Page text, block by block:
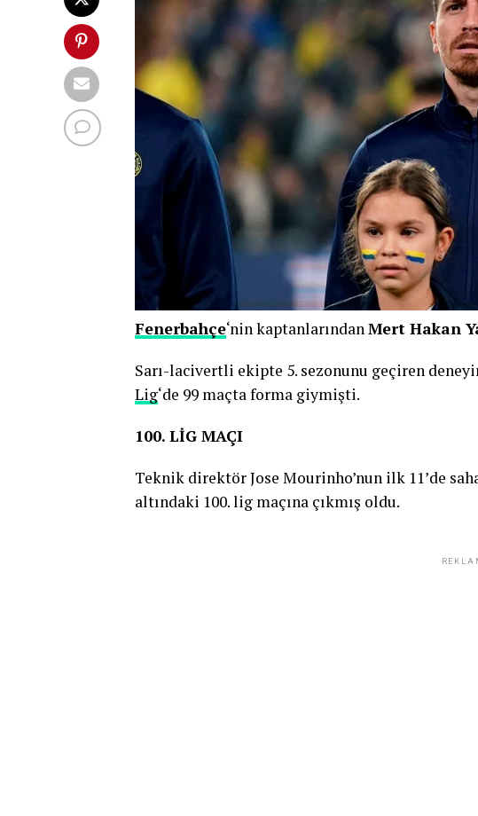
Fenerbahçe‘nin kaptanlarındanMert Hakan
Sarı-lacivertli ekipte 5. sezonunu geçiren
Lig‘de 99 maçta forma giymişti.
100. LİG MAÇI
Teknik direktör Jose Mourinho’nun ilk 11’de
altındaki 100. lig maçına çıkmış oldu.